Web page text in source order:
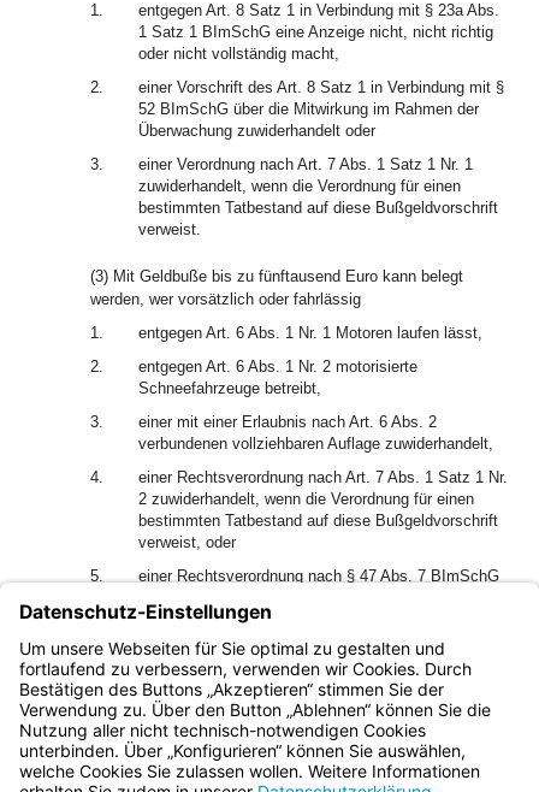
1.
entgegen Art. 8 Satz 1 in Verbindung mit § 23a Abs.
1 Satz 1 BImSchG eine Anzeige nicht, nicht richtig
oder nicht vollständig macht,
2.
einer Vorschrift des Art. 8 Satz 1 in Verbindung mit §
52 BImSchG über die Mitwirkung im Rahmen der
Überwachung zuwiderhandelt oder
3.
einer Verordnung nach Art. 7 Abs. 1 Satz 1 Nr. 1
zuwiderhandelt, wenn die Verordnung für einen
bestimmten Tatbestand auf diese Bußgeldvorschrift
verweist.
(3) Mit Geldbuße bis zu fünftausend Euro kann belegt
werden, wer vorsätzlich oder fahrlässig
1.
entgegen Art. 6 Abs. 1 Nr. 1 Motoren laufen lässt,
2.
entgegen Art. 6 Abs. 1 Nr. 2 motorisierte
Schneefahrzeuge betreibt,
3.
einer mit einer Erlaubnis nach Art. 6 Abs. 2
verbundenen vollziehbaren Auflage zuwiderhandelt,
4.
einer Rechtsverordnung nach Art. 7 Abs. 1 Satz 1 Nr.
2 zuwiderhandelt, wenn die Verordnung für einen
bestimmten Tatbestand auf diese Bußgeldvorschrift
verweist, oder
5.
einer Rechtsverordnung nach § 47 Abs. 7 BImSchG
erlassenen vollziehbaren Anordnung zuwiderhandelt,
wenn die Verordnung für einen bestimmten
Tatbestand auf diese Bußgeldvorschrift verweist.
Bayern.de
BayernPortal